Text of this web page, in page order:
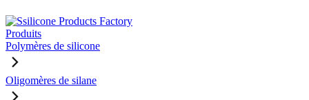
Produits
Polymères de silicone
Oligomères de silane